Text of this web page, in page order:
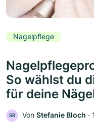
Nagelpflege
So wählst du
für deine
SB Von Stefanie Bloch ‧